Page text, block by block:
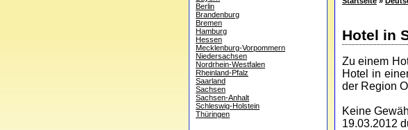
Berlin
Brandenburg
Bremen
Hamburg
Hessen
Mecklenburg-Vorpommern
Niedersachsen
Nordrhein-Westfalen
Rheinland-Pfalz
Saarland
Sachsen
Sachsen-Anhalt
Schleswig-Holstein
Thüringen
Hotel in
Zu einem
Hotel in
der Region
Keine
19.03.2012